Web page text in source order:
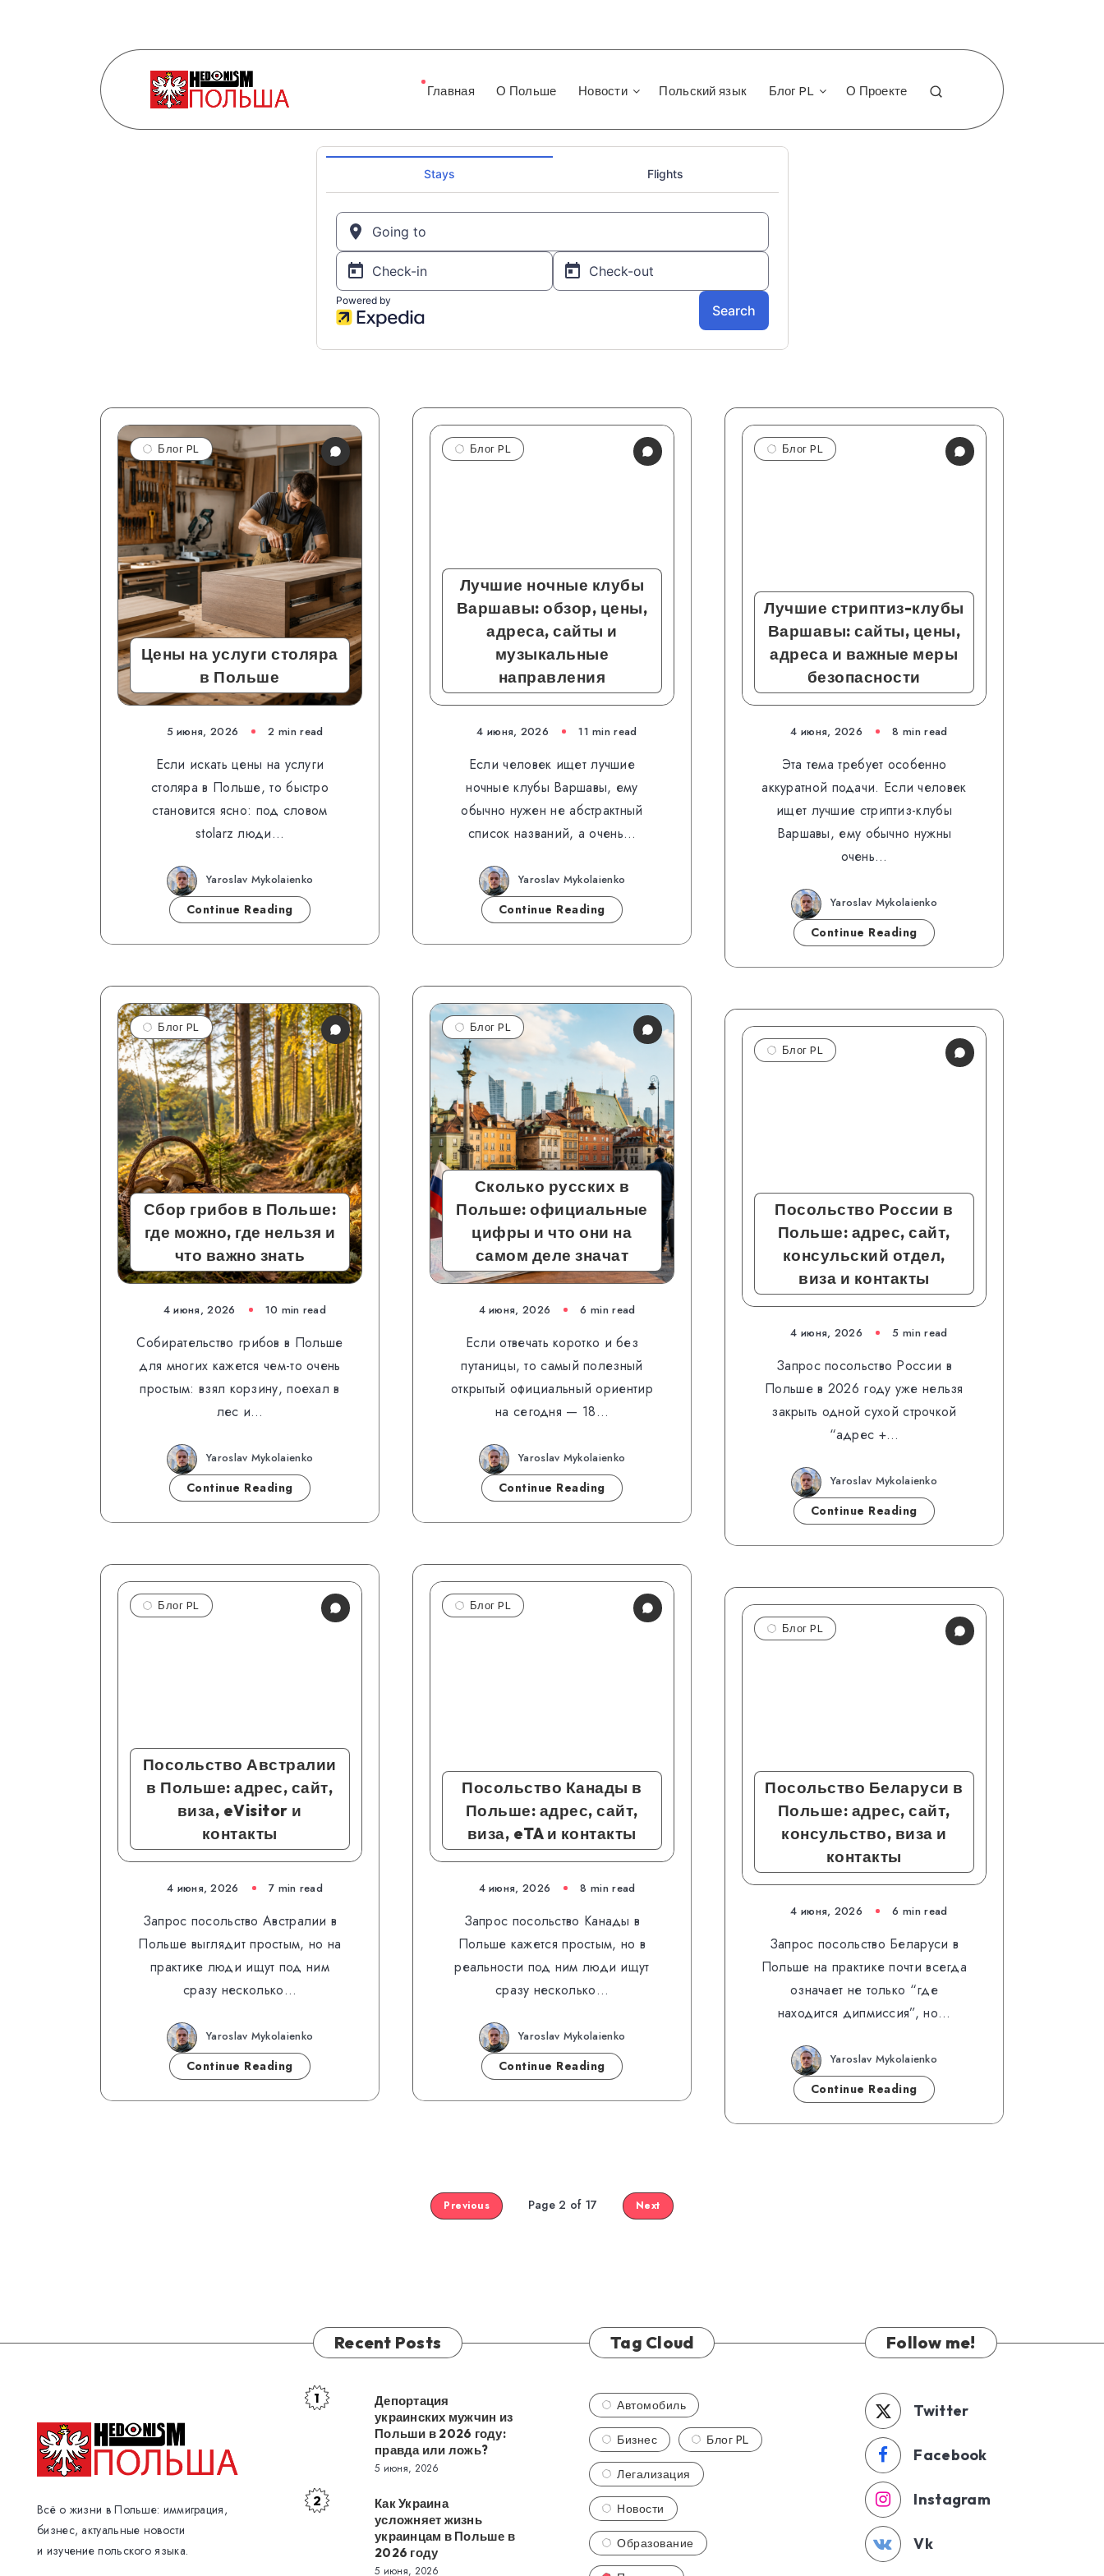
Главная О Польше Новости Польский язык Блог PL О Проекте
Цены на услуги столяра
в Польше
Блог PL
5 июня, 2026 2 min read
Если искать цены на услуги
столяра в Польше, то быстро
становится ясно: под словом
stolarz люди…
Yaroslav Mykolaienko
Continue Reading
Лучшие ночные клубы
Варшавы: обзор, цены,
адреса, сайты и
музыкальные
направления
Блог PL
4 июня, 2026 11 min read
Если человек ищет лучшие
ночные клубы Варшавы, ему
обычно нужен не абстрактный
список названий, а очень…
Yaroslav Mykolaienko
Continue Reading
Лучшие стриптиз-клубы
Варшавы: сайты, цены,
адреса и важные меры
безопасности
Блог PL
4 июня, 2026 8 min read
Эта тема требует особенно
аккуратной подачи. Если человек
ищет лучшие стриптиз-клубы
Варшавы, ему обычно нужны
очень…
Yaroslav Mykolaienko
Continue Reading
Сбор грибов в Польше:
где можно, где нельзя и
что важно знать
Блог PL
4 июня, 2026 10 min read
Собирательство грибов в Польше
для многих кажется чем-то очень
простым: взял корзину, поехал в
лес и…
Yaroslav Mykolaienko
Continue Reading
Сколько русских в
Польше: официальные
цифры и что они на
самом деле значат
Блог PL
4 июня, 2026 6 min read
Если отвечать коротко и без
путаницы, то самый полезный
открытый официальный ориентир
на сегодня — 18…
Yaroslav Mykolaienko
Continue Reading
Посольство России в
Польше: адрес, сайт,
консульский отдел,
виза и контакты
Блог PL
4 июня, 2026 5 min read
Запрос посольство России в
Польше в 2026 году уже нельзя
закрыть одной сухой строчкой
“адрес +…
Yaroslav Mykolaienko
Continue Reading
Посольство Австралии
в Польше: адрес, сайт,
виза, eVisitor и
контакты
Блог PL
4 июня, 2026 7 min read
Запрос посольство Австралии в
Польше выглядит простым, но на
практике люди ищут под ним
сразу несколько…
Yaroslav Mykolaienko
Continue Reading
Посольство Канады в
Польше: адрес, сайт,
виза, eTA и контакты
Блог PL
4 июня, 2026 8 min read
Запрос посольство Канады в
Польше кажется простым, но в
реальности под ним люди ищут
сразу несколько…
Yaroslav Mykolaienko
Continue Reading
Посольство Беларуси в
Польше: адрес, сайт,
консульство, виза и
контакты
Блог PL
4 июня, 2026 6 min read
Запрос посольство Беларуси в
Польше на практике почти всегда
означает не только “где
находится дипмиссия”, но…
Yaroslav Mykolaienko
Continue Reading
Previous Page 2 of 17 Next
Всё о жизни в Польше: иммиграция,
бизнес, актуальные новости
и изучение польского языка.
Recent Posts
Депортация
украинских
Польши
в
1
Депортация
украинских мужчин из
Польши в 2026 году:
правда или ложь?
5 июня, 2026
Как
2
Как Украина
усложняет жизнь
украинцам в Польше в
2026 году
5 июня, 2026
Tag Cloud
Автомобиль
Бизнес Блог PL
Легализация
Новости
Образование
Follow me!
Twitter
Facebook
Instagram
Vk